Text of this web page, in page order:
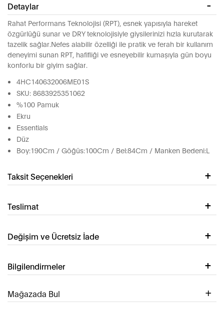
Detaylar
Rahat Performans Teknolojisi (RPT), esnek yapısıyla hareket
özgürlüğü sunar ve DRY teknolojisiyle giysilerinizi hızla kurutarak
tazelik sağlar.Nefes alabilir özelliği ile pratik ve ferah bir kullanım
deneyimi sunan RPT, hafifliği ve esneyebilir kumaşıyla gün boyu
konforlu bir giyim sağlar.
4HC140632006ME01S
SKU: 8683925351062
%100 Pamuk
Ekru
Essentials
Düz
Boy:190Cm / Göğüs:100Cm / Bel:84Cm / Manken Bedeni:L
Taksit Seçenekleri
Teslimat
Değişim ve Ücretsiz İade
Bilgilendirmeler
Mağazada Bul